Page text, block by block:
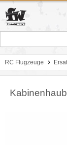
RC Flugzeuge